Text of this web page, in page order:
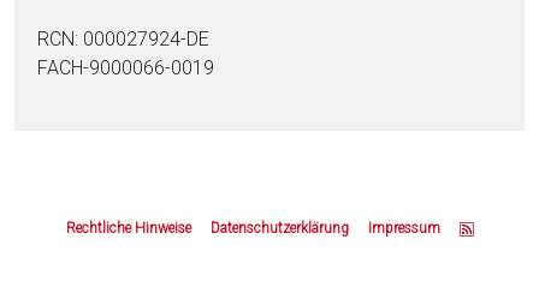
RCN: 000027924-DE
FACH-9000066-0019
Rechtliche Hinweise Datenschutzerklärung Impressum